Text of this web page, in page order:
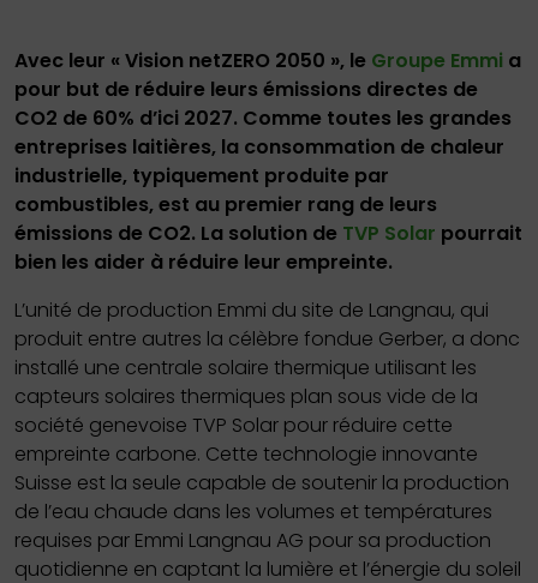
Avec leur « Vision netZERO 2050 », le Groupe Emmi a
pour but de réduire leurs émissions directes de
CO2 de 60% d’ici 2027. Comme toutes les grandes
entreprises laitières, la consommation de chaleur
industrielle, typiquement produite par
combustibles, est au premier rang de leurs
émissions de CO2. La solution de TVP Solar pourrait
bien les aider à réduire leur empreinte.
L’unité de production Emmi du site de Langnau, qui
produit entre autres la célèbre fondue Gerber, a donc
installé une centrale solaire thermique utilisant les
capteurs solaires thermiques plan sous vide de la
société genevoise TVP Solar pour réduire cette
empreinte carbone. Cette technologie innovante
Suisse est la seule capable de soutenir la production
de l’eau chaude dans les volumes et températures
requises par Emmi Langnau AG pour sa production
quotidienne en captant la lumière et l’énergie du soleil